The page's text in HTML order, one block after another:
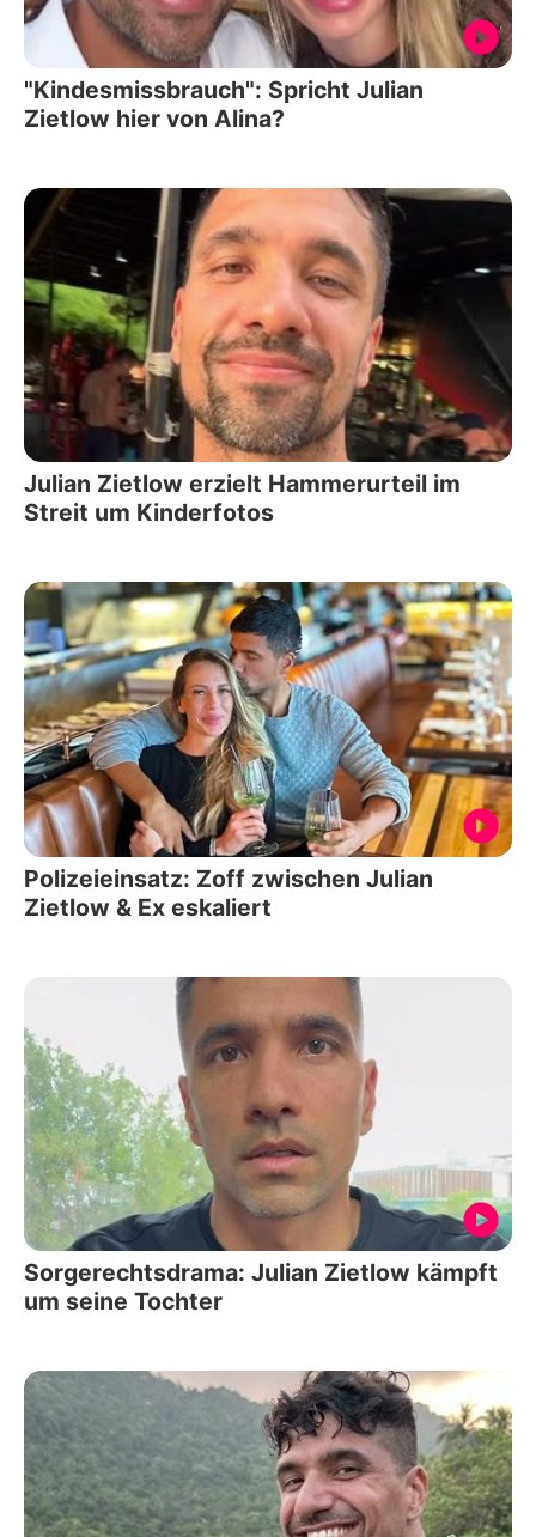
"Kindesmissbrauch": Spricht Julian
Zietlow hier von Alina?
Julian Zietlow erzielt Hammerurteil im
Streit um Kinderfotos
Polizeieinsatz: Zoff zwischen Julian
Zietlow & Ex eskaliert
Sorgerechtsdrama: Julian Zietlow kämpft
um seine Tochter